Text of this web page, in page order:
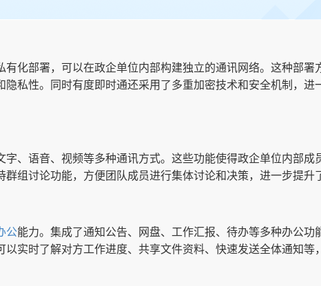
有化部署，可以在政企单位内部构建独立的通讯网络。这种部署
私性。同时有度即时通还采用了多重加密技术和安全机制，进
、语音、视频等多种通讯方式。这些功能使得政企单位内部成
组讨论功能，方便团队成员进行集体讨论和决策，进一步提升
公能力。集成了通知公告、网盘、工作汇报、待办等多种办公功
实时了解对方工作进度、共享文件资料、快速发送全体通知等